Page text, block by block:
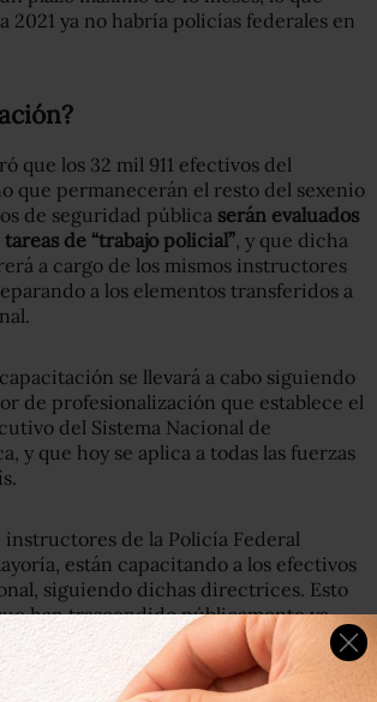
2021 ya no habría policías federales en
que los 32 mil 911 efectivos del
que permanecerán el resto del sexenio
de seguridad pública serán evaluados
de “trabajo policial” , y que dicha
a cargo de los mismos instructores
a los elementos transferidos a
se llevará a cabo siguiendo
de profesionalización que establece el
del Sistema Nacional de
y que hoy se aplica a todas las fuerzas
instructores de la Policía Federal
están capacitando a los efectivos
siguiendo dichas directrices. Esto
han trascendido públicamente ya
ni la Sedena ni la Marina han querido
oficiales de los esquemas de